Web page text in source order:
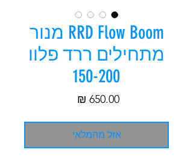
RRD Flow Boom מנור
מתחילים ררד פלוו
150-200
‏650.00 ‏₪
אזל מהמלאי